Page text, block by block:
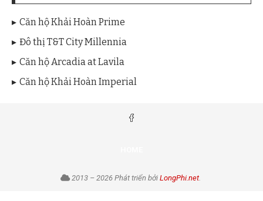
Căn hộ Khải Hoàn Prime
Đô thị T&T City Millennia
Căn hộ Arcadia at Lavila
Căn hộ Khải Hoàn Imperial
2013 – 2026 Phát triển bởi LongPhi.net.